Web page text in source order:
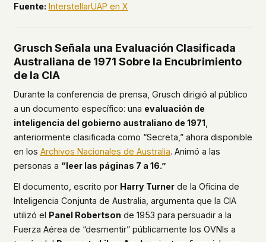
Fuente: InterstellarUAP en X
Grusch Señala una Evaluación Clasificada
Australiana de 1971 Sobre la Encubrimiento
de la CIA
Durante la conferencia de prensa, Grusch dirigió al público
a un documento específico: una evaluación de
inteligencia del gobierno australiano de 1971,
anteriormente clasificada como “Secreta,” ahora disponible
en los Archivos Nacionales de Australia. Animó a las
personas a “leer las páginas 7 a 16.”
El documento, escrito por Harry Turnerde la Oficina de
Inteligencia Conjunta de Australia, argumenta que la CIA
utilizó el Panel Robertsonde 1953 para persuadir a la
Fuerza Aérea de “desmentir” públicamente los OVNIs a